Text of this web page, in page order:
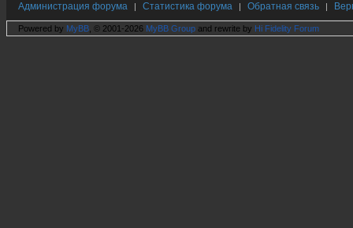
Администрация форума | Статистика форума | Обратная связь |
Powered by MyBB , © 2001-2026 MyBB Group and rewrite by Hi Fidelity Forum